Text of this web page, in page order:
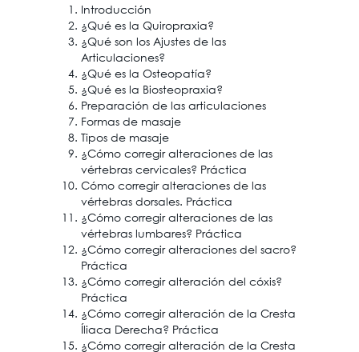
Introducción
¿Qué es la Quiropraxia?
¿Qué son los Ajustes de las
Articulaciones?
¿Qué es la Osteopatía?
¿Qué es la Biosteopraxia?
Preparación de las articulaciones
Formas de masaje
Tipos de masaje
¿Cómo corregir alteraciones de las
vértebras cervicales? Práctica
Cómo corregir alteraciones de las
vértebras dorsales. Práctica
¿Cómo corregir alteraciones de las
vértebras lumbares? Práctica
¿Cómo corregir alteraciones del sacro?
Práctica
¿Cómo corregir alteración del cóxis?
Práctica
¿Cómo corregir alteración de la Cresta
Íliaca Derecha? Práctica
¿Cómo corregir alteración de la Cresta